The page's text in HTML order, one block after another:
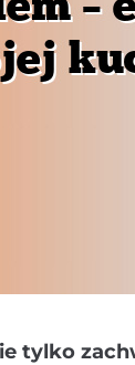
tylko